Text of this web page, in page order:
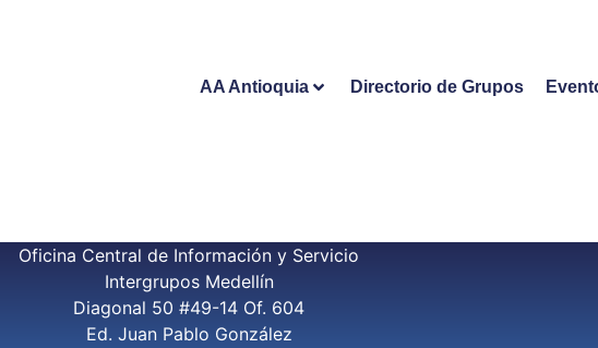
AA Antioquia Directorio de Grupos
Oficina Central de Información y Servicio
Intergrupos Medellín
Diagonal 50 #49-14 Of. 604
Ed. Juan Pablo González